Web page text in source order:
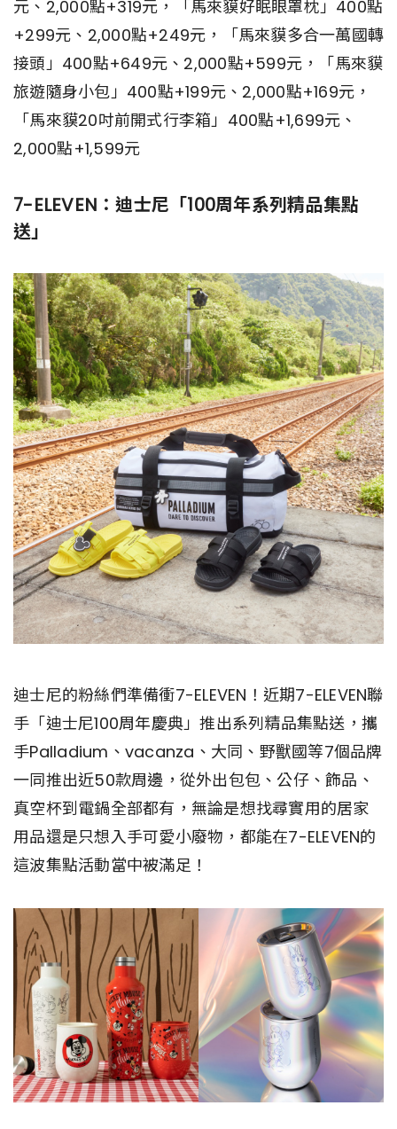
元、2,000點+319元，「馬來貘好眠眼罩枕」400點
+299元、2,000點+249元，「馬來貘多合一萬國轉
接頭」400點+649元、2,000點+599元，「馬來貘
旅遊隨身小包」400點+199元、2,000點+169元，
「馬來貘20吋前開式行李箱」400點+1,699元、
2,000點+1,599元
7-ELEVEN：迪士尼「100周年系列精品集點
送」
迪士尼的粉絲們準備衝7-ELEVEN！近期7-ELEVEN聯
手「迪士尼100周年慶典」推出系列精品集點送，攜
手Palladium、vacanza、大同、野獸國等7個品牌
一同推出近50款周邊，從外出包包、公仔、飾品、
真空杯到電鍋全部都有，無論是想找尋實用的居家
用品還是只想入手可愛小廢物，都能在7-ELEVEN的
這波集點活動當中被滿足！